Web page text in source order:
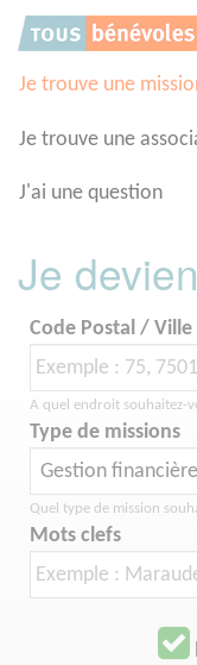
Je trouve une
Je trouve une
J'ai une question
Je
Code Postal / Ville
A quel endroit souhaitez-
Type de missions
Quel type de mission
Mots clefs
Panneau de gestion des